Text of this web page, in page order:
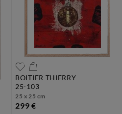
BOITIER THIERRY
25-103
25 x 25 cm
299 €